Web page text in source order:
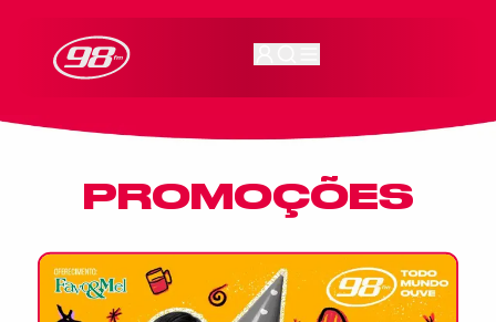
98FM Curitiba
PROMOÇÕES